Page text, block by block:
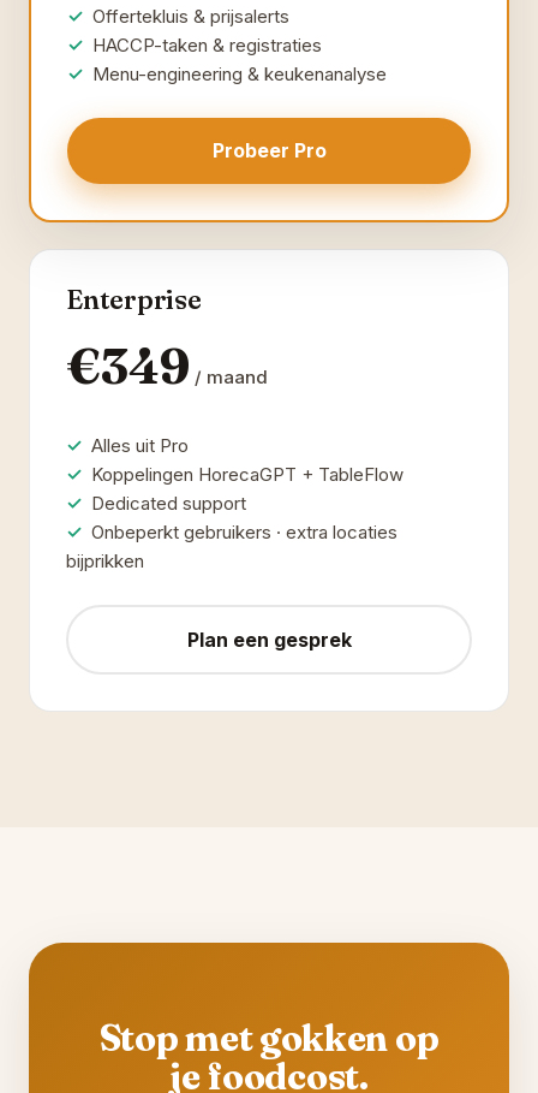
Offertekluis & prijsalerts
HACCP-taken & registraties
Menu-engineering & keukenanalyse
Probeer Pro
Enterprise
€349 / maand
Alles uit Pro
Koppelingen HorecaGPT + TableFlow
Dedicated support
Onbeperkt gebruikers · extra locaties
bijprikken
Plan een gesprek
Stop met gokken op
je foodcost.